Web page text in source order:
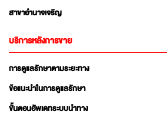
สาขาอำนาจเจริญ
บริการหลังการขาย
การดูแลรักษาตามระยะทาง
ข้อแนะนำในการดูแลรักษา
ขั้นตอนอัพเดทระบบนำทาง